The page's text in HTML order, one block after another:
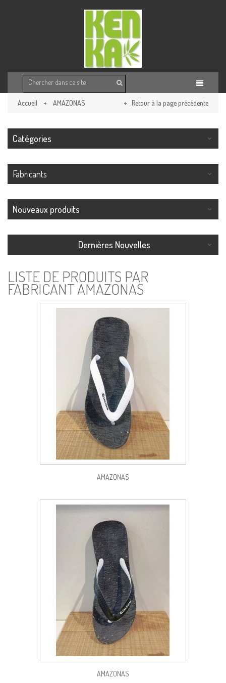
Accueil AMAZONAS Retour à la page précédente
Catégories
Fabricants
Nouveaux produits
Dernières Nouvelles
LISTE DE PRODUITS PAR
FABRICANT AMAZONAS
AMAZONAS
AMAZONAS